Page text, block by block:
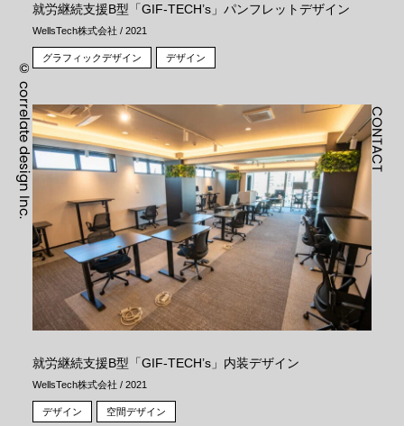
©
correlate design Inc. CONTACT
就労継続支援B型「GIF-TECH’s」パンフレットデザイン
WellsTech株式会社 / 2021
グラフィックデザイン デザイン
就労継続支援B型「GIF-TECH’s」内装デザイン
WellsTech株式会社 / 2021
デザイン 空間デザイン